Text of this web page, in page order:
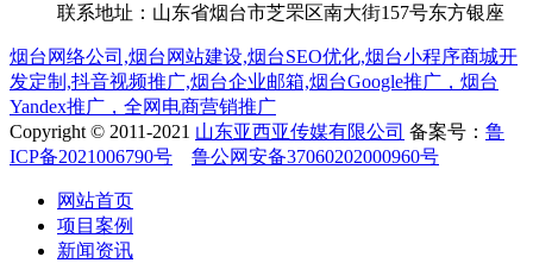
联系地址：山东省烟台市芝罘区南大街157号东方银座
烟台网络公司,烟台网站建设,烟台SEO优化,烟台小程序商城开
发定制,抖音视频推广,烟台企业邮箱,烟台Google推广，烟台
Yandex推广，全网电商营销推广
Copyright © 2011-2021 山东亚西亚传媒有限公司 备案号： 鲁
ICP备2021006790号
鲁公网安备37060202000960号
网站首页
项目案例
新闻资讯